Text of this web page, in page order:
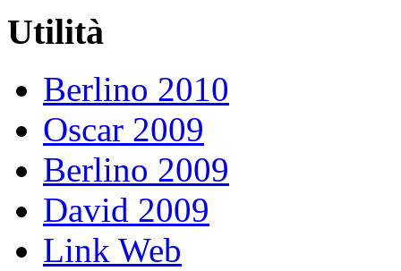
Utilità
Berlino 2010
Oscar 2009
Berlino 2009
David 2009
Link Web